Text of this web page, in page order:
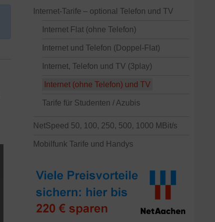
Internet-Tarife – optional Telefon und TV
Internet Flat (ohne Telefon)
Internet und Telefon (Doppel-Flat)
Internet, Telefon und TV (3play)
Internet (ohne Telefon) und TV
Tarife für Studenten / Azubis
NetSpeed 50, 100, 250, 500, 1000 MBit/s
Mobilfunk Tarife und Handys